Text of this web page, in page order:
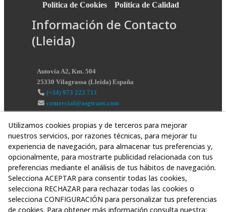
Política de Cookies
Política de Calidad
Información de Contacto
(Lleida)
Autovía A2, Km. 504
25330 Vilagrassa (Lleida) España
(+34) 973 223 711
comercial@asgtrans.com
Utilizamos cookies propias y de terceros para mejorar
nuestros servicios, por razones técnicas, para mejorar tu
experiencia de navegación, para almacenar tus preferencias y,
opcionalmente, para mostrarte publicidad relacionada con tus
preferencias mediante el análisis de tus hábitos de navegación.
Selecciona ACEPTAR para consentir todas las cookies,
selecciona RECHAZAR para rechazar todas las cookies o
selecciona CONFIGURACIÓN para personalizar tus preferencias
de cookies. Para obtener más información consulta nuestra: